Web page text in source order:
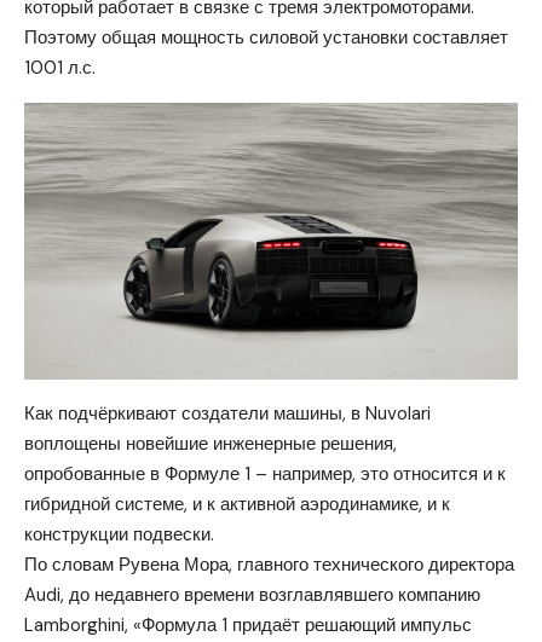
который работает в связке с тремя электромоторами.
Поэтому общая мощность силовой установки составляет
1001 л.с.
Как подчёркивают создатели машины, в Nuvolari
воплощены новейшие инженерные решения,
опробованные в Формуле 1 – например, это относится и к
гибридной системе, и к активной аэродинамике, и к
конструкции подвески.
По словам Рувена Мора, главного технического директора
Audi, до недавнего времени возглавлявшего компанию
Lamborghini, «Формула 1 придаёт решающий импульс